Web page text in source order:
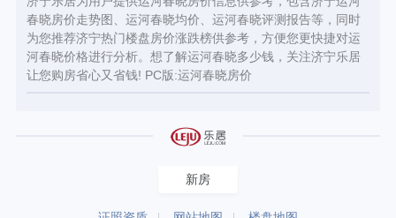
春晓房价走势图、运河春晓均价、运河春晓评测报告等，同时
为您推荐济宁热门楼盘房价涨跌榜供参考，方便您更快捷对运
河春晓价格进行分析。想了解运河春晓多少钱，关注济宁乐居
让您购房省心又省钱! PC版:运河春晓房价
新房